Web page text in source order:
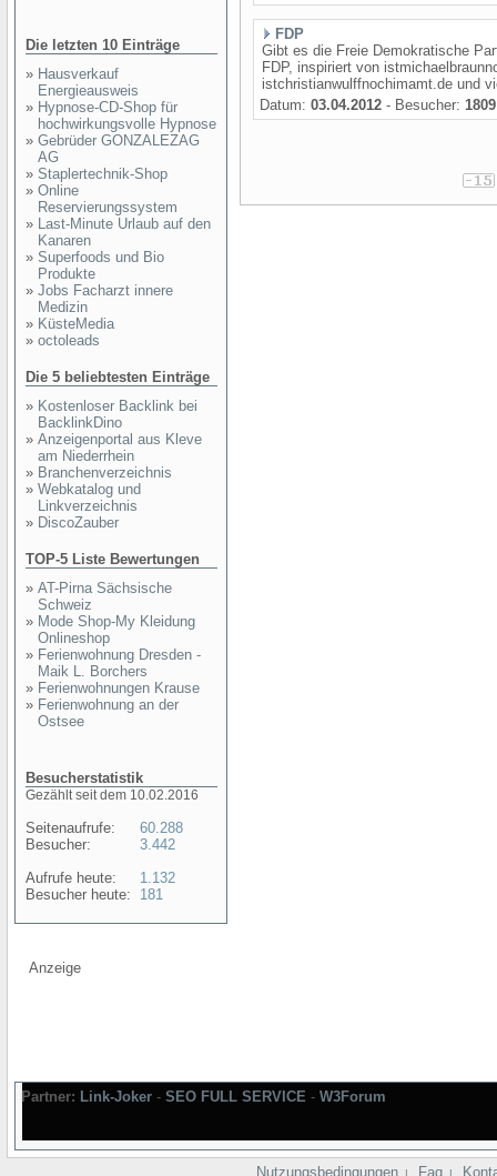
Die letzten 10 Einträge
» Hausverkauf
Energieausweis
» Hypnose-CD-Shop für
hochwirkungsvolle Hypnose
» Gebrüder GONZALEZAG
AG
» Staplertechnik-Shop
» Online
Reservierungssystem
» Last-Minute Urlaub auf den
Kanaren
» Superfoods und Bio
Produkte
» Jobs Facharzt innere
Medizin
» KüsteMedia
» octoleads
Die 5 beliebtesten Einträge
» Kostenloser Backlink bei
BacklinkDino
» Anzeigenportal aus Kleve
am Niederrhein
» Branchenverzeichnis
» Webkatalog und
Linkverzeichnis
» DiscoZauber
TOP-5 Liste Bewertungen
» AT-Pirna Sächsische
Schweiz
» Mode Shop-My Kleidung
Onlineshop
» Ferienwohnung Dresden -
Maik L. Borchers
» Ferienwohnungen Krause
» Ferienwohnung an der
Ostsee
Besucherstatistik
Gezählt seit dem 10.02.2016
Seitenaufrufe:
Besucher:
Aufrufe heute:
Besucher heute:
60.288
3.442
1.132
181
FDP
Gibt es die Freie Demokratische
FDP, inspiriert von
istchristianwulffnochimamt.de und
Datum: 03.04.2012 - Besucher: 1809
Anzeige
Partner: Link-Joker - SEO FULL SERVICE - W3Forum
Nutzungsbedingungen | Faq |